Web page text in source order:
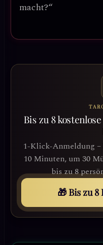
macht?“
Bis zu 8
1-Klick-Anmeldung –
10 Minuten, um 30
bis zu 8
🎁 Bis zu 8